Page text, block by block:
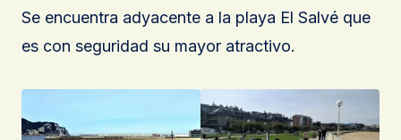
Se encuentra adyacente a la playa El Salvé que
es con seguridad su mayor atractivo.